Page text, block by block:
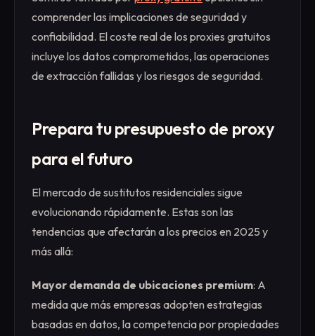
comprender las implicaciones de seguridad y
confiabilidad. El coste real de los proxies gratuitos
incluye los datos comprometidos, las operaciones
de extracción fallidas y los riesgos de seguridad.
Prepara tu presupuesto de proxy
para el futuro
El mercado de sustitutos residenciales sigue
evolucionando rápidamente. Estas son las
tendencias que afectarán a los precios en 2025 y
más allá:
Mayor demanda de ubicaciones premium: A
medida que más empresas adopten estrategias
basadas en datos, la competencia por propiedades